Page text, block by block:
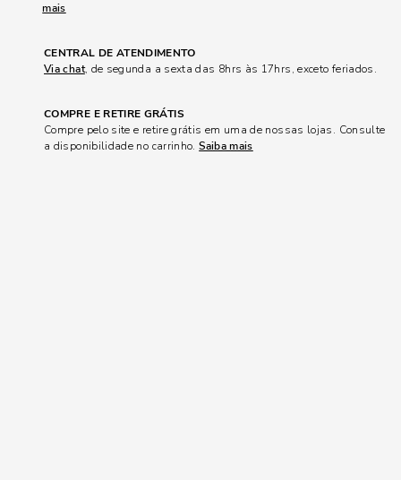
mais
CENTRAL DE ATENDIMENTO
Via chat, de segunda a sexta das 8hrs às 17hrs, exceto feriados.
COMPRE E RETIRE GRÁTIS
Compre pelo site e retire grátis em uma de nossas lojas. Consulte
a disponibilidade no carrinho.Saiba mais